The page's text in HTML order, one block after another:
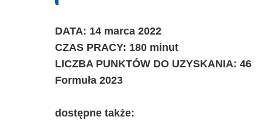
DATA: 14 marca 2022
CZAS PRACY: 180 minut
LICZBA PUNKTÓW DO UZYSKANIA: 46
Formuła 2023
dostępne także: